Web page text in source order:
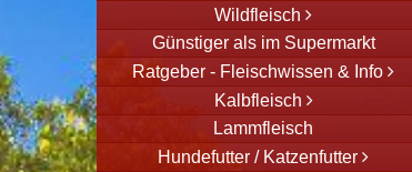
Wildfleisch
Günstiger als im Supermarkt
Ratgeber - Fleischwissen & Info
Kalbfleisch
Lammfleisch
Hundefutter / Katzenfutter